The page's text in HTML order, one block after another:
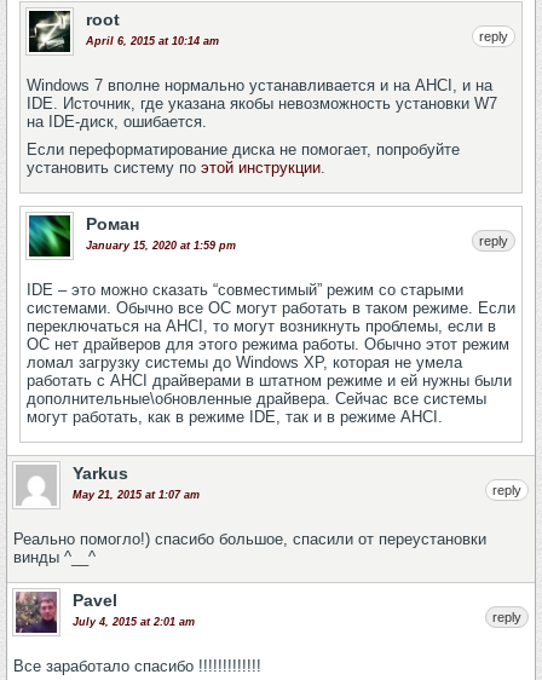
root
April 6, 2015 at 10:14 am
Windows 7 вполне нормально устанавливается и на AHCI, и на
IDE. Источник, где указана якобы невозможность установки W7
на IDE-диск, ошибается.
Если переформатирование диска не помогает, попробуйте
установить систему по этой инструкции.
reply
Роман
January 15, 2020 at 1:59 pm
IDE – это можно сказать “совместимый” режим со старыми
системами. Обычно все ОС могут работать в таком режиме. Если
переключаться на AHCI, то могут возникнуть проблемы, если в
ОС нет драйверов для этого режима работы. Обычно этот режим
ломал загрузку системы до Windows XP, которая не умела
работать с AHCI драйверами в штатном режиме и ей нужны были
дополнительные\обновленные драйвера. Сейчас все системы
могут работать, как в режиме IDE, так и в режиме AHCI.
reply
Yarkus
May 21, 2015 at 1:07 am
Реально помогло!) спасибо большое, спасили от переустановки
винды ^__^
reply
Pavel
July 4, 2015 at 2:01 am
Все заработало спасибо !!!!!!!!!!!!!
reply